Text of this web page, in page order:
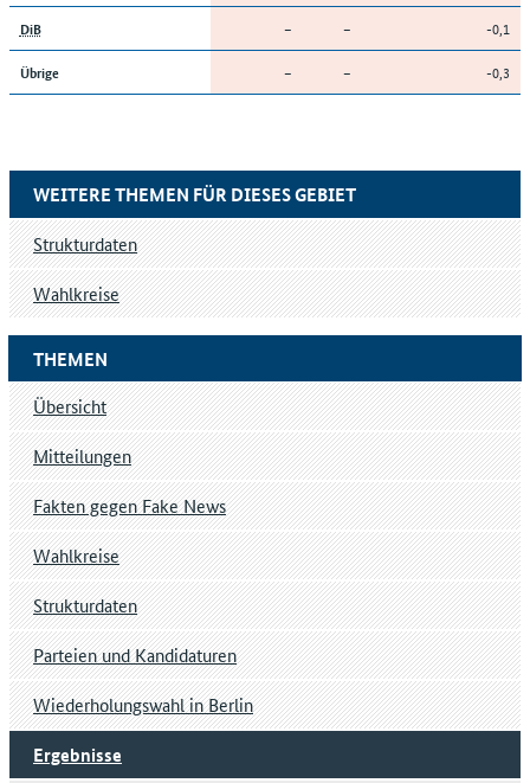
DiB – – -0,1
Übrige – – -0,3
THEMEN
Übersicht
Mitteilungen
Fakten gegen Fake News
Wahlkreise
Strukturdaten
Parteien und Kandidaturen
Wiederholungswahl in Berlin
Ergebnisse
WEITERE THEMEN FÜR DIESES GEBIET
Strukturdaten
Wahlkreise